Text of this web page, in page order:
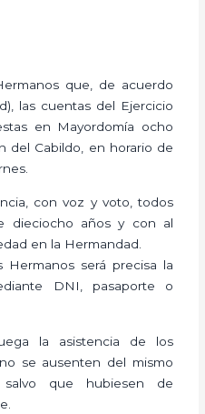
que, de acuerdo
las cuentas del Ejercicio
en Mayordomía ocho
del Cabildo, en horario de
con voz y voto, todos
dieciocho años y con al
en la Hermandad.
Hermanos será precisa la
DNI, pasaporte o
la asistencia de los
se ausenten del mismo
salvo que hubiesen de